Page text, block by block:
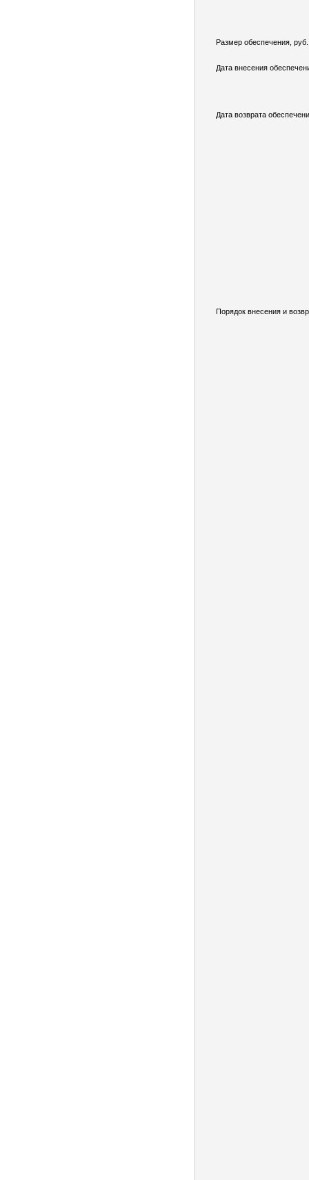
Размер обеспечения,
Дата внесения
Дата возврата
Порядок внесения и